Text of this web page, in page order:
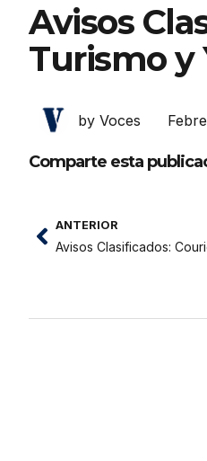
Avisos
Turismo y
by Voces
Comparte esta
ANTERIOR
Avisos Clasificados: